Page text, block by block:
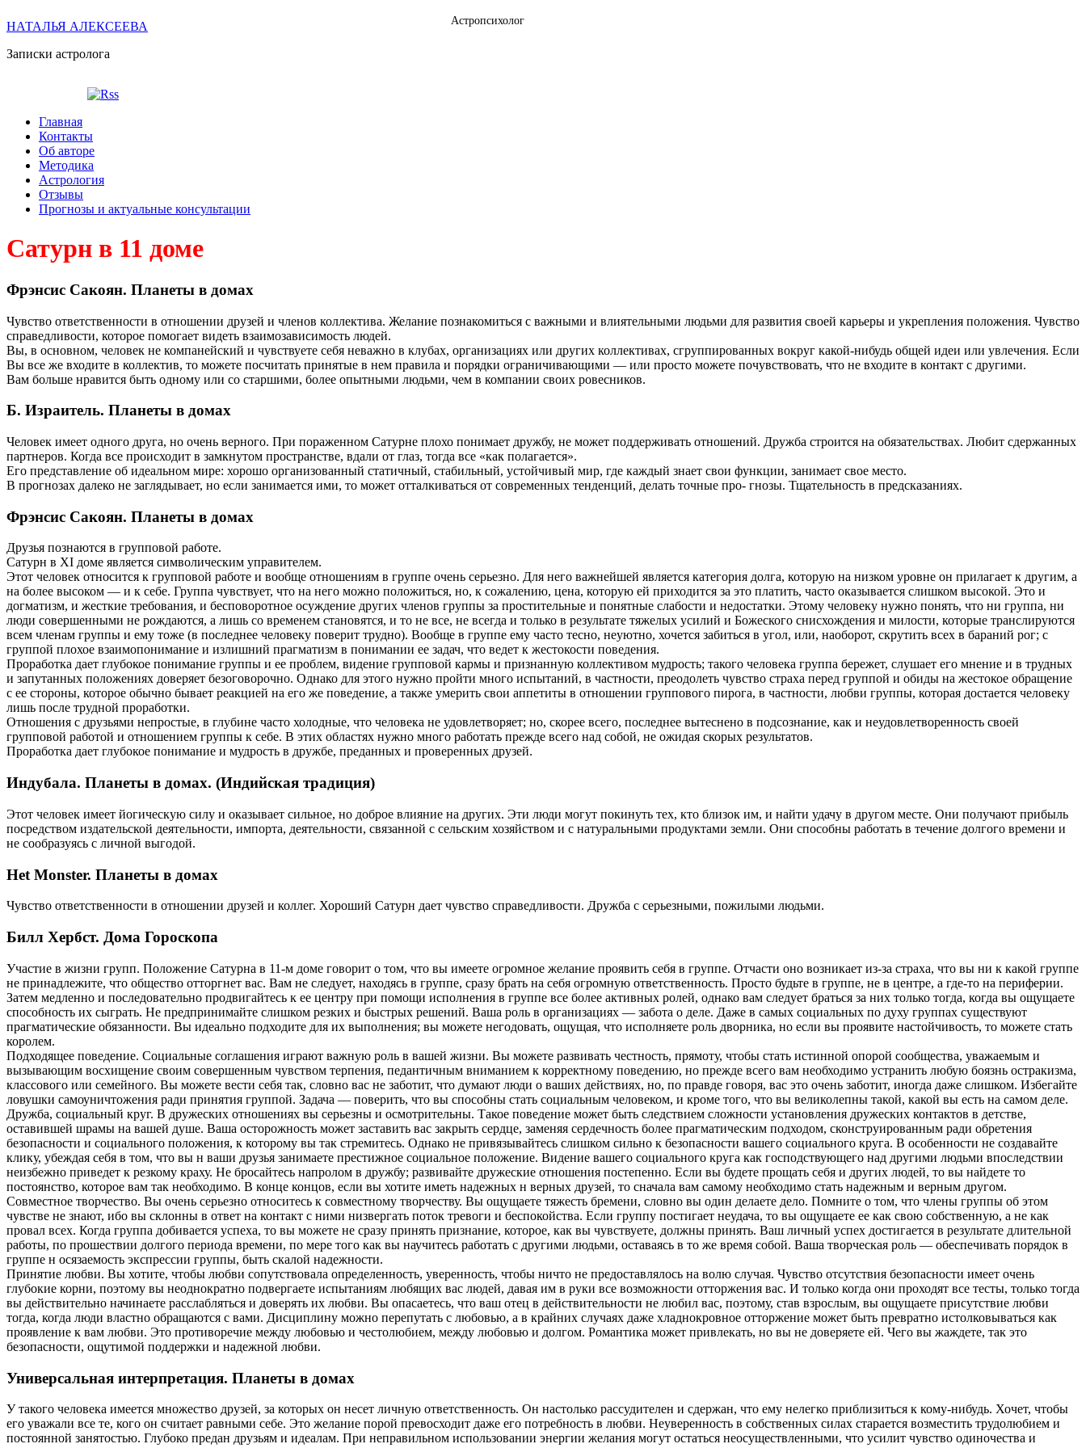
НАТАЛЬЯ АЛЕКСЕЕВА Астропсихолог
Записки астролога
Главная
Контакты
Об авторе
Методика
Астрология
Отзывы
Прогнозы и актуальные консультации
Сатурн в 11 доме
Фрэнсис Сакоян. Планеты в домах
Чувство ответственности в отношении друзей и членов коллектива. Желание познакомиться с важными и влиятельными людьми для развития своей карьеры и укрепления положения. Чувство
справедливости, которое помогает видеть взаимозависимость людей.
Вы, в основном, человек не компанейский и чувствуете себя неважно в клубах, организациях или других коллективах, сгруппированных вокруг какой-нибудь общей идеи или увлечения. Если
Вы все же входите в коллектив, то можете посчитать принятые в нем правила и порядки ограничивающими — или просто можете почувствовать, что не входите в контакт с другими.
Вам больше нравится быть одному или со старшими, более опытными людьми, чем в компании своих ровесников.
Б. Израитель. Планеты в домах
Человек имеет одного друга, но очень верного. При пораженном Сатурне плохо понимает дружбу, не может поддерживать отношений. Дружба строится на обязательствах. Любит сдержанных
партнеров. Когда все происходит в замкнутом пространстве, вдали от глаз, тогда все «как полагается».
Его представление об идеальном мире: хорошо организованный статичный, стабильный, устойчивый мир, где каждый знает свои функции, занимает свое место.
В прогнозах далеко не заглядывает, но если занимается ими, то может отталкиваться от современных тенденций, делать точные про- гнозы. Тщательность в предсказаниях.
Фрэнсис Сакоян. Планеты в домах
Друзья познаются в групповой работе.
Сатурн в XI доме является символическим управителем.
Этот человек относится к групповой работе и вообще отношениям в группе очень серьезно. Для него важнейшей является категория долга, которую на низком уровне он прилагает к другим, а
на более высоком — и к себе. Группа чувствует, что на него можно положиться, но, к сожалению, цена, которую ей приходится за это платить, часто оказывается слишком высокой. Это и
догматизм, и жесткие требования, и бесповоротное осуждение других членов группы за простительные и понятные слабости и недостатки. Этому человеку нужно понять, что ни группа, ни
люди совершенными не рождаются, а лишь со временем становятся, и то не все, не всегда и только в результате тяжелых усилий и Божеского снисхождения и милости, которые транслируются
всем членам группы и ему тоже (в последнее человеку поверит трудно). Вообще в группе ему часто тесно, неуютно, хочется забиться в угол, или, наоборот, скрутить всех в бараний рог; с
группой плохое взаимопонимание и излишний прагматизм в понимании ее задач, что ведет к жестокости поведения.
Проработка дает глубокое понимание группы и ее проблем, видение групповой кармы и признанную коллективом мудрость; такого человека группа бережет, слушает его мнение и в трудных
и запутанных положениях доверяет безоговорочно. Однако для этого нужно пройти много испытаний, в частности, преодолеть чувство страха перед группой и обиды на жестокое обращение
с ее стороны, которое обычно бывает реакцией на его же поведение, а также умерить свои аппетиты в отношении группового пирога, в частности, любви группы, которая достается человеку
лишь после трудной проработки.
Отношения с друзьями непростые, в глубине часто холодные, что человека не удовлетворяет; но, скорее всего, последнее вытеснено в подсознание, как и неудовлетворенность своей
групповой работой и отношением группы к себе. В этих областях нужно много работать прежде всего над собой, не ожидая скорых результатов.
Проработка дает глубокое понимание и мудрость в дружбе, преданных и проверенных друзей.
Индубала. Планеты в домах. (Индийская традиция)
Этот человек имеет йогическую силу и оказывает сильное, но доброе влияние на других. Эти люди могут покинуть тех, кто близок им, и найти удачу в другом месте. Они получают прибыль
посредством издательской деятельности, импорта, деятельности, связанной с сельским хозяйством и с натуральными продуктами земли. Они способны работать в течение долгого времени и
не сообразуясь с личной выгодой.
Het Monster. Планеты в домах
Чувство ответственности в отношении друзей и коллег. Хороший Сатурн дает чувство справедливости. Дружба с серьезными, пожилыми людьми.
Билл Хербст. Дома Гороскопа
Участие в жизни групп. Положение Сатурна в 11-м доме говорит о том, что вы имеете огромное желание проявить себя в группе. Отчасти оно возникает из-за страха, что вы ни к какой группе
не принадлежите, что общество отторгнет вас. Вам не следует, находясь в группе, сразу брать на себя огромную ответственность. Просто будьте в группе, не в центре, а где-то на периферии.
Затем медленно и последовательно продвигайтесь к ее центру при помощи исполнения в группе все более активных ролей, однако вам следует браться за них только тогда, когда вы ощущаете
способность их сыграть. Не предпринимайте слишком резких и быстрых решений. Ваша роль в организациях — забота о деле. Даже в самых социальных по духу группах существуют
прагматические обязанности. Вы идеально подходите для их выполнения; вы можете негодовать, ощущая, что исполняете роль дворника, но если вы проявите настойчивость, то можете стать
королем.
Подходящее поведение. Социальные соглашения играют важную роль в вашей жизни. Вы можете развивать честность, прямоту, чтобы стать истинной опорой сообщества, уважаемым и
вызывающим восхищение своим совершенным чувством терпения, педантичным вниманием к корректному поведению, но прежде всего вам необходимо устранить любую боязнь остракизма,
классового или семейного. Вы можете вести себя так, словно вас не заботит, что думают люди о ваших действиях, но, по правде говоря, вас это очень заботит, иногда даже слишком. Избегайте
ловушки самоуничтожения ради принятия группой. Задача — поверить, что вы способны стать социальным человеком, и кроме того, что вы великолепны такой, какой вы есть на самом деле.
Дружба, социальный круг. В дружеских отношениях вы серьезны и осмотрительны. Такое поведение может быть следствием сложности установления дружеских контактов в детстве,
оставившей шрамы на вашей душе. Ваша осторожность может заставить вас закрыть сердце, заменяя сердечность более прагматическим подходом, сконструированным ради обретения
безопасности и социального положения, к которому вы так стремитесь. Однако не привязывайтесь слишком сильно к безопасности вашего социального круга. В особенности не создавайте
клику, убеждая себя в том, что вы н ваши друзья занимаете престижное социальное положение. Видение вашего социального круга как господствующего над другими людьми впоследствии
неизбежно приведет к резкому краху. Не бросайтесь напролом в дружбу; развивайте дружеские отношения постепенно. Если вы будете прощать себя и других людей, то вы найдете то
постоянство, которое вам так необходимо. В конце концов, если вы хотите иметь надежных н верных друзей, то сначала вам самому необходимо стать надежным и верным другом.
Совместное творчество. Вы очень серьезно относитесь к совместному творчеству. Вы ощущаете тяжесть бремени, словно вы один делаете дело. Помните о том, что члены группы об этом
чувстве не знают, ибо вы склонны в ответ на контакт с ними низвергать поток тревоги и беспокойства. Если группу постигает неудача, то вы ощущаете ее как свою собственную, а не как
провал всех. Когда группа добивается успеха, то вы можете не сразу принять признание, которое, как вы чувствуете, должны принять. Ваш личный успех достигается в результате длительной
работы, по прошествии долгого периода времени, по мере того как вы научитесь работать с другими людьми, оставаясь в то же время собой. Ваша творческая роль — обеспечивать порядок в
группе н осязаемость экспрессии группы, быть скалой надежности.
Принятие любви. Вы хотите, чтобы любви сопутствовала определенность, уверенность, чтобы ничто не предоставлялось на волю случая. Чувство отсутствия безопасности имеет очень
глубокие корни, поэтому вы неоднократно подвергаете испытаниям любящих вас людей, давая им в руки все возможности отторжения вас. И только когда они проходят все тесты, только тогда
вы действительно начинаете расслабляться и доверять их любви. Вы опасаетесь, что ваш отец в действительности не любил вас, поэтому, став взрослым, вы ощущаете присутствие любви
тогда, когда люди властно обращаются с вами. Дисциплину можно перепутать с любовью, а в крайних случаях даже хладнокровное отторжение может быть превратно истолковываться как
проявление к вам любви. Это противоречие между любовью и честолюбием, между любовью и долгом. Романтика может привлекать, но вы не доверяете ей. Чего вы жаждете, так это
безопасности, ощутимой поддержки и надежной любви.
Универсальная интерпретация. Планеты в домах
У такого человека имеется множество друзей, за которых он несет личную ответственность. Он настолько рассудителен и сдержан, что ему нелегко приблизиться к кому-нибудь. Хочет, чтобы
его уважали все те, кого он считает равными себе. Это желание порой превосходит даже его потребность в любви. Неуверенность в собственных силах старается возместить трудолюбием и
постоянной занятостью. Глубоко предан друзьям и идеалам. При неправильном использовании энергии желания могут остаться неосуществленными, что усилит чувство одиночества и